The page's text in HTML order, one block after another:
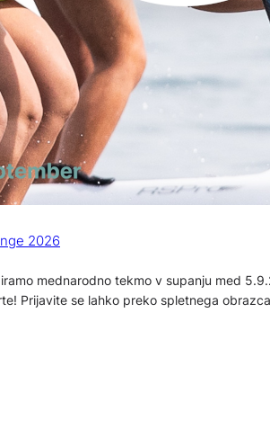
2026
mednarodno tekmo v supanju med
Prijavite se lahko preko spletnega